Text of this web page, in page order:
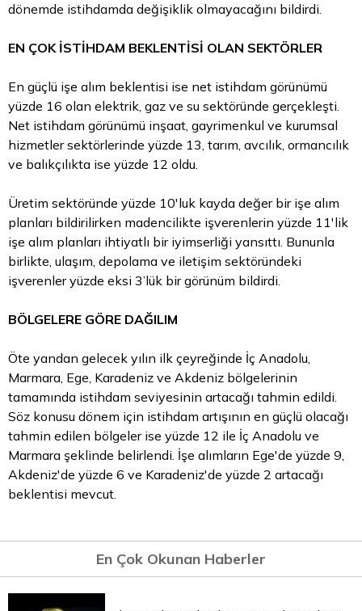
dönemde istihdamda değişiklik olmayacağını bildirdi.
EN ÇOK İSTİHDAM BEKLENTİSİ OLAN SEKTÖRLER
En güçlü işe alım beklentisi ise net istihdam görünümü
yüzde 16 olan elektrik, gaz ve su sektöründe gerçekleşti.
Net istihdam görünümü inşaat, gayrimenkul ve kurumsal
hizmetler sektörlerinde yüzde 13, tarım, avcılık, ormancılık
ve balıkçılıkta ise yüzde 12 oldu.
Üretim sektöründe yüzde 10'luk kayda değer bir işe alım
planları bildirilirken madencilikte işverenlerin yüzde 11'lik
işe alım planları ihtiyatlı bir iyimserliği yansıttı. Bununla
birlikte, ulaşım, depolama ve iletişim sektöründeki
işverenler yüzde eksi 3’lük bir görünüm bildirdi.
BÖLGELERE GÖRE DAĞILIM
Öte yandan gelecek yılın ilk çeyreğinde İç Anadolu,
Marmara, Ege, Karadeniz ve Akdeniz bölgelerinin
tamamında istihdam seviyesinin artacağı tahmin edildi.
Söz konusu dönem için istihdam artışının en güçlü olacağı
tahmin edilen bölgeler ise yüzde 12 ile İç Anadolu ve
Marmara şeklinde belirlendi. İşe alımların Ege'de yüzde 9,
Akdeniz'de yüzde 6 ve Karadeniz'de yüzde 2 artacağı
beklentisi mevcut.
En Çok Okunan Haberler